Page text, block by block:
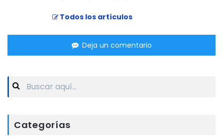
Todos los artículos
Deja un comentario
Search
for:
Categorías